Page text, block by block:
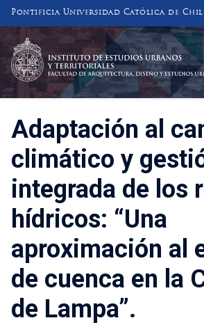
Pontificia Universidad Católica de
INSTITUTO DE ESTUDIOS
Y TERRITORIALES
FACULTAD DE ARQUITECTURA, DISEÑO
Adaptación al
climático y
integrada de los
hídricos: “Una
aproximación al
de cuenca en la
de Lampa”.